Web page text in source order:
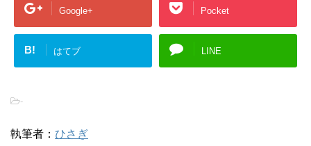
Google+ Pocket
B! はてブ LINE
-
執筆者： ひさぎ